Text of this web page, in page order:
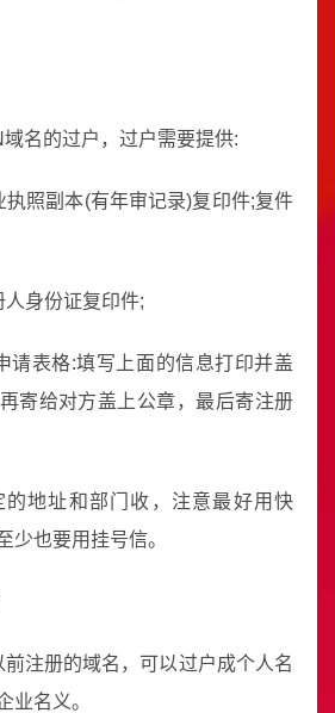
名的过户，过户需要提供:
执照副本(有年审记录)复印件;复件
身份证复印件;
请表格:填写上面的信息打印并盖
寄给对方盖上公章，最后寄注册
的地址和部门收，注意最好用快
少也要用挂号信。
注册的域名，可以过户成个人名
业名义。